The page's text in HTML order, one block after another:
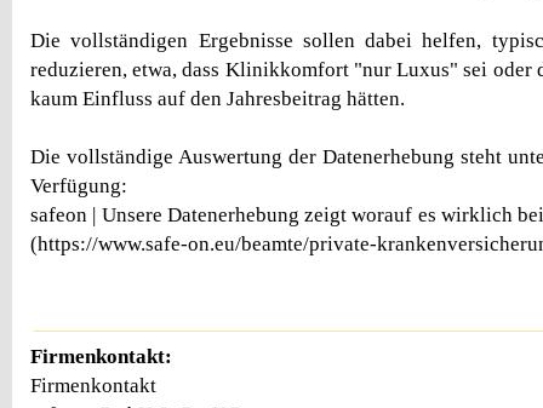
Die vollständigen Ergebnisse sollen dabei helfen,
reduzieren, etwa, dass Klinikkomfort "nur Luxus" sei oder
kaum Einfluss auf den Jahresbeitrag hätten.
Die vollständige Auswertung der Datenerhebung steht
Verfügung:
safeon | Unsere Datenerhebung zeigt worauf es wirklich
(https://www.safe-on.eu/beamte/private-
Firmenkontakt:
Firmenkontakt